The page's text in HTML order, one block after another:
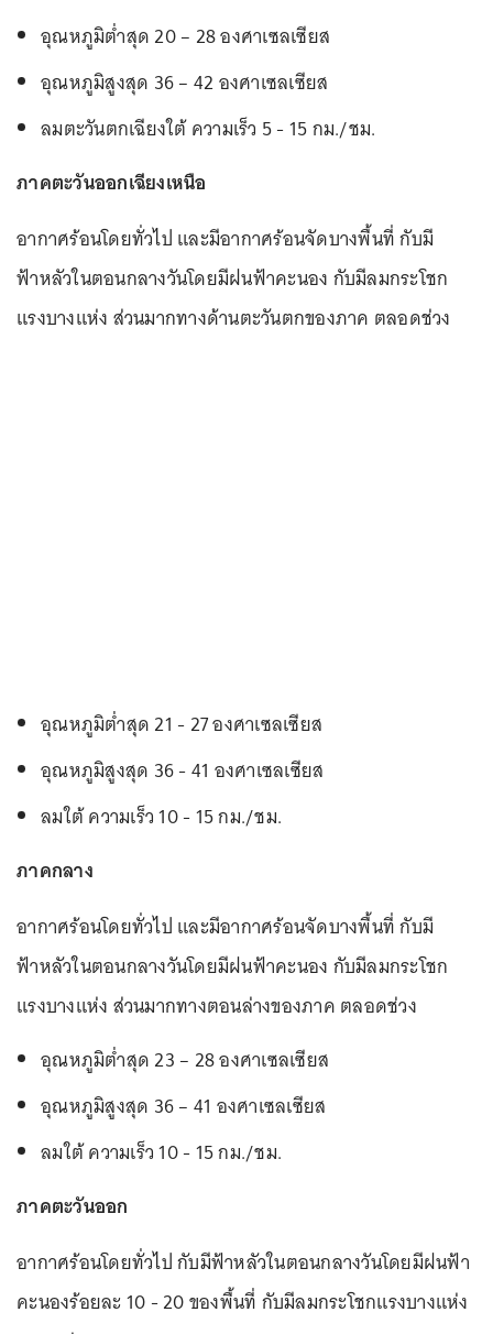
อุณหภูมิต่ำสุด 20 – 28 องศาเซลเซียส
อุณหภูมิสูงสุด 36 – 42 องศาเซลเซียส
ลมตะวันตกเฉียงใต้ ความเร็ว 5 - 15 กม./ชม.
ภาคตะวันออกเฉียงเหนือ
อากาศร้อนโดยทั่วไป และมีอากาศร้อนจัดบางพื้นที่ กับมี
ฟ้าหลัวในตอนกลางวันโดยมีฝนฟ้าคะนอง กับมีลมกระโชก
แรงบางแห่ง ส่วนมากทางด้านตะวันตกของภาค ตลอดช่วง
อุณหภูมิต่ำสุด 21 - 27 องศาเซลเซียส
อุณหภูมิสูงสุด 36 - 41 องศาเซลเซียส
ลมใต้ ความเร็ว 10 - 15 กม./ชม.
ภาคกลาง
อากาศร้อนโดยทั่วไป และมีอากาศร้อนจัดบางพื้นที่ กับมี
ฟ้าหลัวในตอนกลางวันโดยมีฝนฟ้าคะนอง กับมีลมกระโชก
แรงบางแห่ง ส่วนมากทางตอนล่างของภาค ตลอดช่วง
อุณหภูมิต่ำสุด 23 – 28 องศาเซลเซียส
อุณหภูมิสูงสุด 36 – 41 องศาเซลเซียส
ลมใต้ ความเร็ว 10 - 15 กม./ชม.
ภาคตะวันออก
อากาศร้อนโดยทั่วไป กับมีฟ้าหลัวในตอนกลางวันโดยมีฝนฟ้า
คะนองร้อยละ 10 - 20 ของพื้นที่ กับมีลมกระโชกแรงบางแห่ง